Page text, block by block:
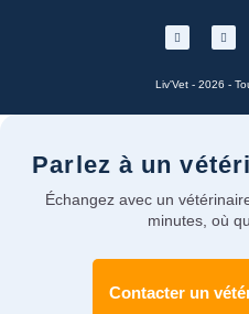
Liv'Vet - 2026 -
Parlez à un
Échangez avec un
minutes, où
Contacter un